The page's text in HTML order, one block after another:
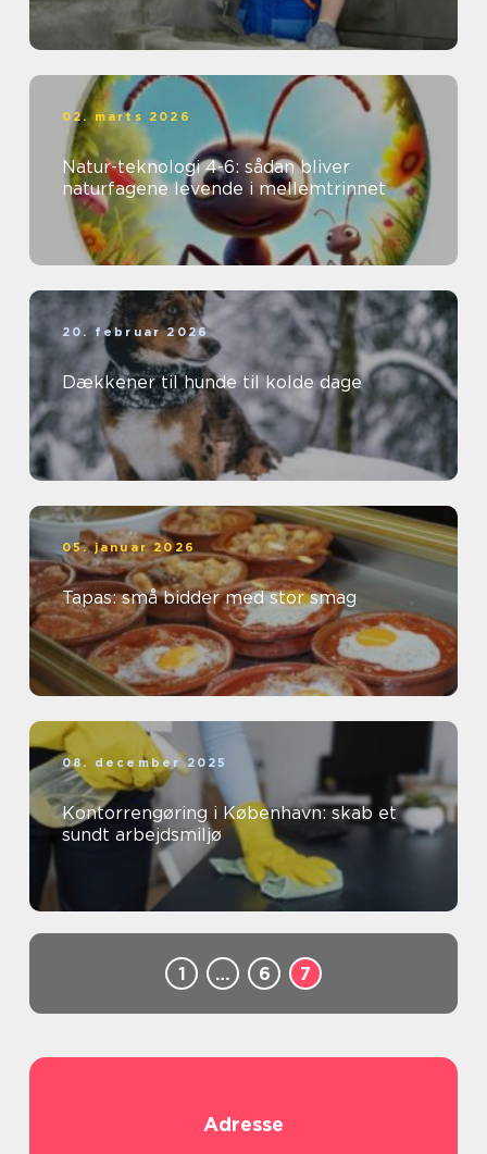
02. marts 2026
Natur-teknologi 4-6: sådan bliver
naturfagene levende i mellemtrinnet
20. februar 2026
Dækkener til hunde til kolde dage
05. januar 2026
Tapas: små bidder med stor smag
08. december 2025
Kontorrengøring i København: skab et
sundt arbejdsmiljø
1 … 6 7
Adresse